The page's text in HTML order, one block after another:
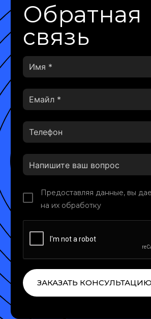
Обратная
связь
Предоставляя данные, вы
на их обработку
ЗАКАЗАТЬ КОНСУЛЬТАЦИЮ